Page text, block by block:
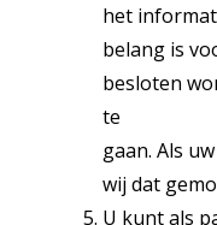
het
belang is
besloten
te
gaan. Als
wij dat
U kunt als